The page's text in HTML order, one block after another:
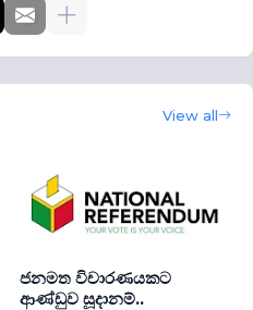
View all
ජනමත විචාරණයකට
ආණ්ඩුව සූදානම්..